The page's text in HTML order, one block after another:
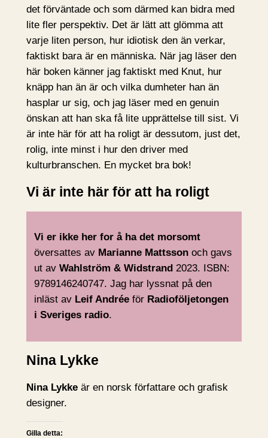
det förväntade och som därmed kan bidra med
lite fler perspektiv. Det är lätt att glömma att
varje liten person, hur idiotisk den än verkar,
faktiskt bara är en människa. När jag läser den
här boken känner jag faktiskt med Knut, hur
knäpp han än är och vilka dumheter han än
hasplar ur sig, och jag läser med en genuin
önskan att han ska få lite upprättelse till sist. Vi
är inte här för att ha roligt är dessutom, just det,
rolig, inte minst i hur den driver med
kulturbranschen. En mycket bra bok!
Vi är inte här för att ha roligt
Vi er ikke her for å ha det morsomt
översattes av Marianne Mattsson och gavs
ut avWahlström & Widstrand 2023. ISBN:
9789146240747. Jag har lyssnat på den
inläst av Leif Andrée för Radioföljetongen
i Sveriges radio.
Nina Lykke
Nina Lykkeär en norsk författare och grafisk
designer.
Gilla detta: